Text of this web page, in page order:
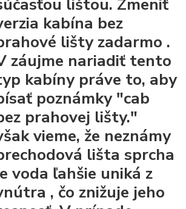
lištou. Zmeniť
kabína bez
lištyzadarmo .
záujme nariadiť tento
kabíny práve to, aby
poznámky "cab
prahovej lišty."
vieme, že neznámy
lištasprcha
voda ľahšie uniká z
, čo znižuje jeho